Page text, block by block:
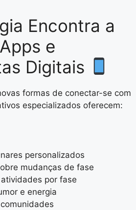
Encontra a
e
Digitais
formas de conectar-se com
especializados oferecem:
personalizados
mudanças de fase
por fase
e energia